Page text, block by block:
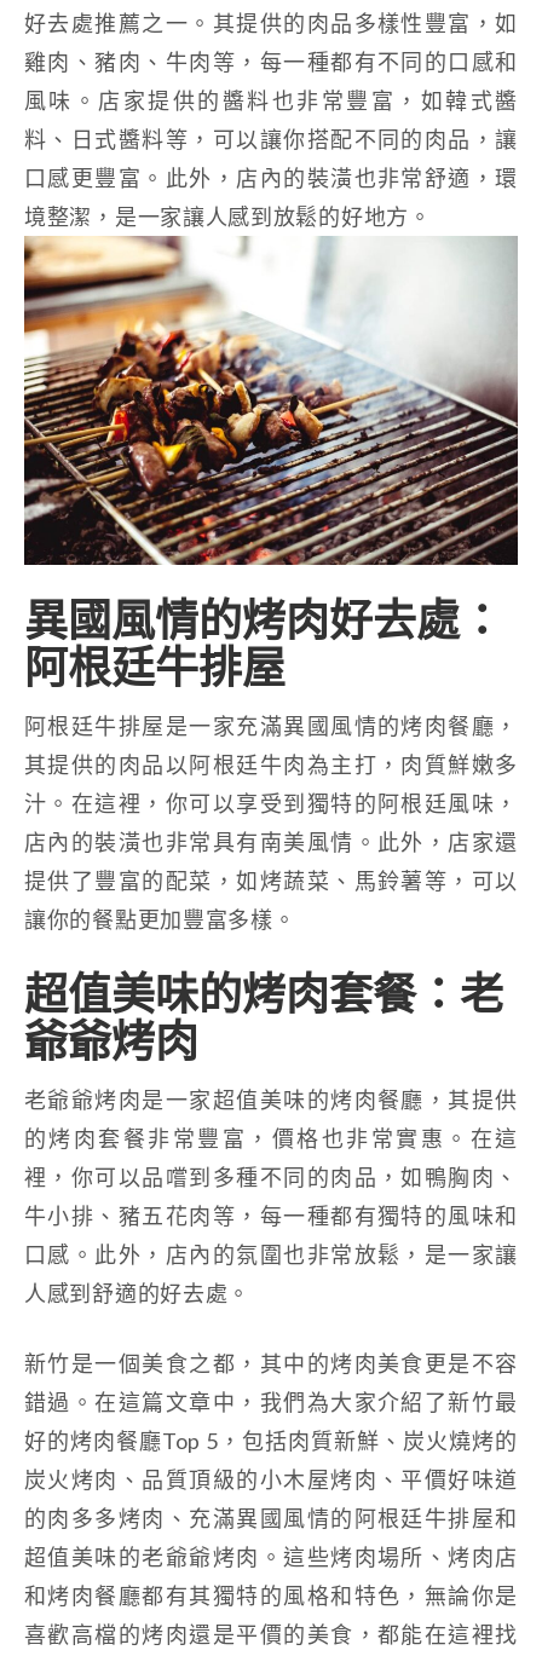
好去處推薦之一。其提供的肉品多樣性豐富，如
雞肉、豬肉、牛肉等，每一種都有不同的口感和
風味。店家提供的醬料也非常豐富，如韓式醬
料、日式醬料等，可以讓你搭配不同的肉品，讓
口感更豐富。此外，店內的裝潢也非常舒適，環
境整潔，是一家讓人感到放鬆的好地方。
異國風情的烤肉好去處：
阿根廷牛排屋
阿根廷牛排屋是一家充滿異國風情的烤肉餐廳，
其提供的肉品以阿根廷牛肉為主打，肉質鮮嫩多
汁。在這裡，你可以享受到獨特的阿根廷風味，
店內的裝潢也非常具有南美風情。此外，店家還
提供了豐富的配菜，如烤蔬菜、馬鈴薯等，可以
讓你的餐點更加豐富多樣。
超值美味的烤肉套餐：老
爺爺烤肉
老爺爺烤肉是一家超值美味的烤肉餐廳，其提供
的烤肉套餐非常豐富，價格也非常實惠。在這
裡，你可以品嚐到多種不同的肉品，如鴨胸肉、
牛小排、豬五花肉等，每一種都有獨特的風味和
口感。此外，店內的氛圍也非常放鬆，是一家讓
人感到舒適的好去處。
新竹是一個美食之都，其中的烤肉美食更是不容
錯過。在這篇文章中，我們為大家介紹了新竹最
好的烤肉餐廳Top 5，包括肉質新鮮、炭火燒烤的
炭火烤肉、品質頂級的小木屋烤肉、平價好味道
的肉多多烤肉、充滿異國風情的阿根廷牛排屋和
超值美味的老爺爺烤肉。這些烤肉場所、烤肉店
和烤肉餐廳都有其獨特的風格和特色，無論你是
喜歡高檔的烤肉還是平價的美食，都能在這裡找